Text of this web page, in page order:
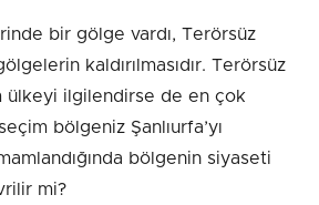
bir gölge vardı, Terörsüz
kaldırılmasıdır. Terörsüz
ülkeyi ilgilendirse de en çok
bölgeniz Şanlıurfa’yı
bölgenin siyaseti
mi?